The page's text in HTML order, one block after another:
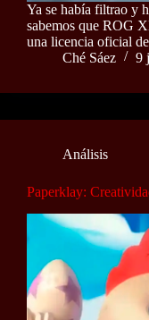
Ya se había filtrao y
sabemos que ROG
una licencia oficial
Ché Sáez
9
Análisis
Paperklay: